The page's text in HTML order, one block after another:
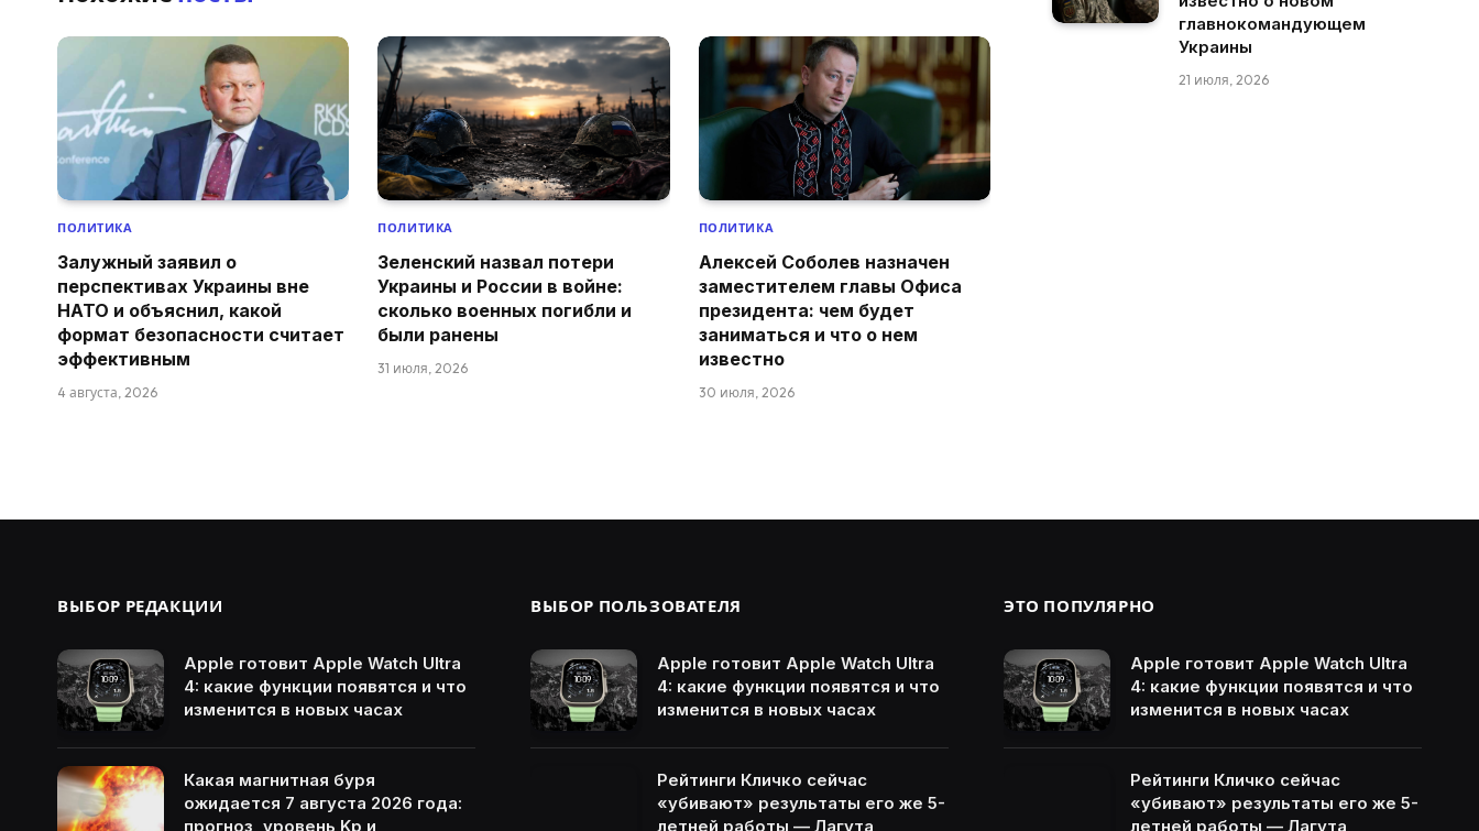
ПОЛИТИКА
Залужный заявил о
перспективах Украины вне
НАТО и объяснил, какой
формат безопасности считает
эффективным
4 августа, 2026
ПОЛИТИКА
Зеленский назвал потери
Украины и России в войне:
сколько военных погибли и
были ранены
31 июля, 2026
ПОЛИТИКА
Алексей Соболев назначен
заместителем главы Офиса
президента: чем будет
заниматься и что о нем
известно
30 июля, 2026
главнокомандующем
Украины
21 июля, 2026
ВЫБОР РЕДАКЦИИ
Apple готовит Apple Watch Ultra
4: какие функции появятся и что
изменится в новых часах
Какая магнитная буря
ожидается 7 августа 2026 года:
прогноз, уровень Kp и
ВЫБОР ПОЛЬЗОВАТЕЛЯ
Apple готовит Apple Watch Ultra
4: какие функции появятся и что
изменится в новых часах
Рейтинги Кличко сейчас
«убивают» результаты его же 5-
летней работы — Лагута
ЭТО ПОПУЛЯРНО
Apple готовит Apple Watch Ultra
4: какие функции появятся и что
изменится в новых часах
Рейтинги Кличко сейчас
«убивают» результаты его же 5-
летней работы — Лагута